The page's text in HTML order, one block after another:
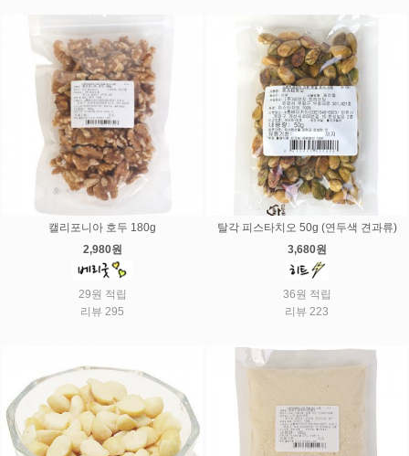
캘리포니아 호두 180g
2,980원
29원 적립
리뷰 295
탈각 피스타치오 50g (연두색 견과류)
3,680원
36원 적립
리뷰 223